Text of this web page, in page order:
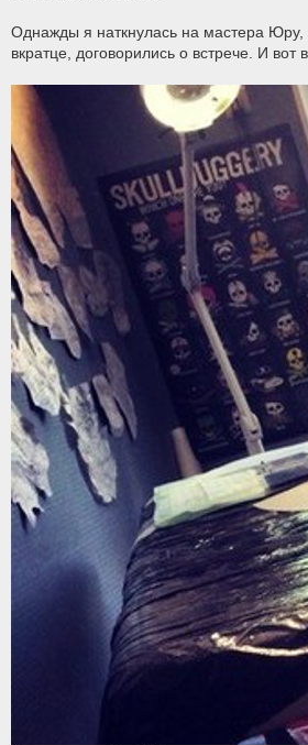
Однажды я наткнулась на мастера
вкратце, договорились о встрече. И